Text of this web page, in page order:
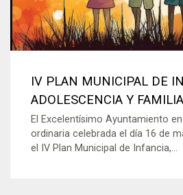
IV PLAN MUNICIPAL DE
ADOLESCENCIA Y
El Excelentísimo Ayuntamiento
ordinaria celebrada el día 16 de
el IV Plan Municipal de Infancia,...